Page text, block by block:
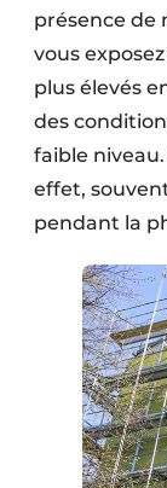
présence de
vous
plus élevés
des
faible
effet,
pendant la